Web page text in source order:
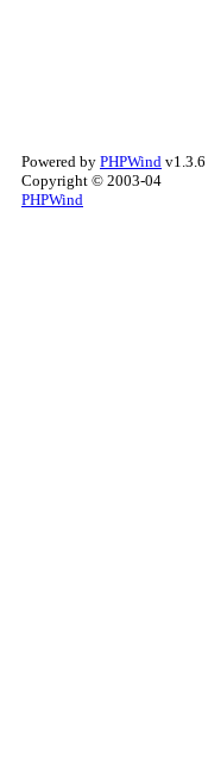
Powered by PHPWind v1.3.6
Copyright © 2003-04
PHPWind